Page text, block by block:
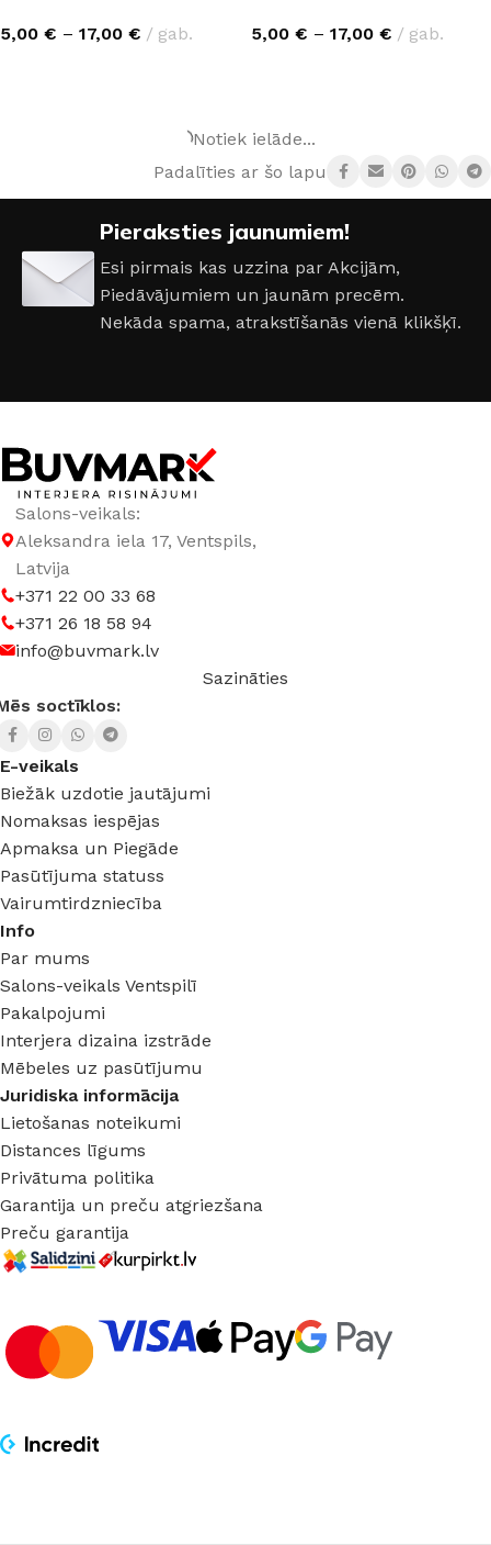
5,00 € – 17,00 € gab. 5,00 € – 17,00 € gab.
IZVĒLĒTIES OPCIJAS
Padalīties ar šo lapu:
Esi pirmais kas uzzina par Akcijām,
Piedāvājumiem un jaunām precēm.
Nekāda spama, atrakstīšanās vienā klikšķī.
Salons-veikals:
Aleksandra iela 17, Ventspils,
Latvija
+371 22 00 33 68
+371 26 18 58 94
info@buvmark.lv
soctīklos:
E-veikals
Biežāk uzdotie jautājumi
Nomaksas iespējas
Apmaksa un Piegāde
Pasūtījuma statuss
Vairumtirdzniecība
Info
Pakalpojumi
Interjera dizaina izstrāde
Lietošanas noteikumi